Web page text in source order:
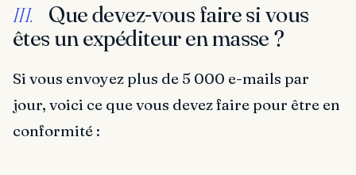
III.
Que devez-vous faire si vous
êtes un expéditeur en masse ?
Si vous envoyez plus de 5 000 e-mails par
jour, voici ce que vous devez faire pour être en
conformité :